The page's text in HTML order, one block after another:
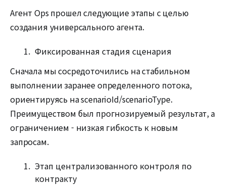
Агент Ops прошел следующие этапы с целью
создания универсального агента.
Фиксированная стадия сценария
Сначала мы сосредоточились на стабильном
выполнении заранее определенного потока,
ориентируясь на scenarioId/scenarioType.
Преимуществом был прогнозируемый результат, а
ограничением - низкая гибкость к новым
запросам.
Этап централизованного контроля по
контракту